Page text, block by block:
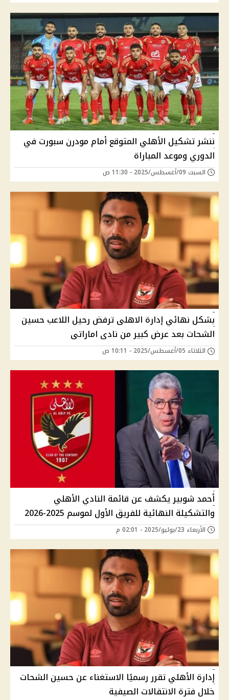
ننشر تشكيل الأهلي المتوقع أمام مودرن سبورت في
الدوري وموعد المباراة
السبت 09/أغسطس/2025 - 11:30 ص
بشكل نهائي إدارة الاهلى ترفض رحيل اللاعب حسين
الشحات بعد عرض كبير من نادى اماراتى
الثلاثاء 05/أغسطس/2025 - 10:11 ص
أحمد شوبير يكشف عن قائمة النادي الأهلي
والتشكيلة النهائية للفريق الأول لموسم 2025-2026
الأربعاء 23/يوليو/2025 - 02:01 م
إدارة الأهلي تقرر رسميًا الاستغناء عن حسين الشحات
خلال فترة الانتقالات الصيفية